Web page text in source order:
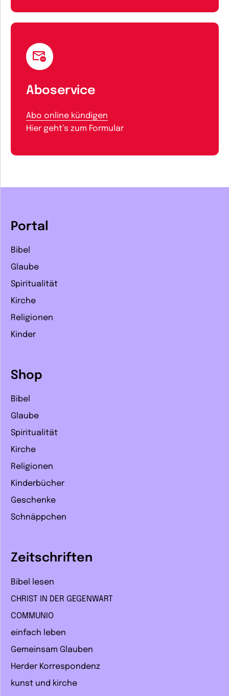
Aboservice
Abo online kündigen
Hier geht’s zum Formular
Portal
Bibel
Glaube
Spiritualität
Kirche
Religionen
Kinder
Shop
Bibel
Glaube
Spiritualität
Kirche
Religionen
Kinderbücher
Geschenke
Schnäppchen
Zeitschriften
Bibel lesen
CHRIST IN DER GEGENWART
COMMUNIO
einfach leben
Gemeinsam Glauben
Herder Korrespondenz
kunst und kirche